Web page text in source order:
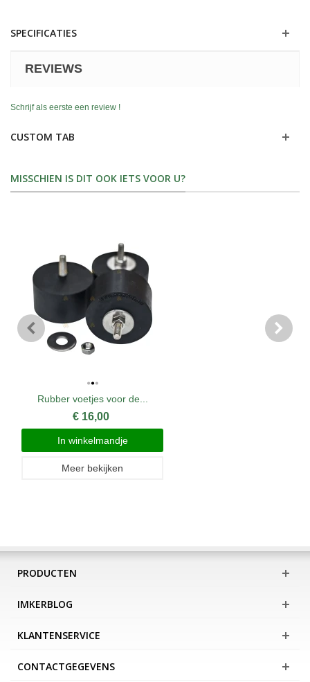
SPECIFICATIES
REVIEWS
Schrijf als eerste een review !
CUSTOM TAB
MISSCHIEN IS DIT OOK IETS VOOR U?
Rubber voetjes voor de...
€ 16,00
In winkelmandje
Meer bekijken
PRODUCTEN
IMKERBLOG
KLANTENSERVICE
CONTACTGEGEVENS